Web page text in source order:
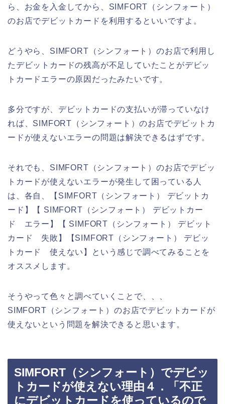
ら、お金を入金してから、SIMFORT（シンフォート）
のお店でデビットカードを利用するといいですよ。
どうやら、SIMFORT（シンフォート）のお店で利用し
たデビットカードの残高が不足していたことがデビッ
トカードエラーの原因だったみたいです。
多分ですが、デビットカードの支払いが滞っていなけ
れば、SIMFORT（シンフォート）のお店でデビットカ
ードが使えないエラーの問題は解決できるはずです。
それでも、SIMFORT（シンフォート）のお店でデビッ
トカードが使えないエラーが発生して困っている人
は、各自、【SIMFORT（シンフォート） デビットカ
ード】【 SIMFORT（シンフォート） デビットカー
ド エラー】【 SIMFORT（シンフォート） デビット
カード 失敗】【SIMFORT（シンフォート） デビッ
トカード 使えない】という感じで調べてみることを
オススメします。
そうやって色々と調べていくことで、、、
SIMFORT（シンフォート）のお店でデビットカードが
使えないという問題を解決できると思います。
SIMFORT（シンフォート）でデビッ
トカードが使えない理由４．「不正
にデビットカードを使っているので